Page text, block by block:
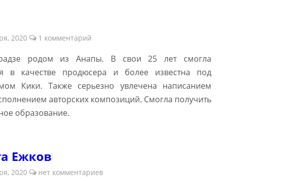
2020 1 комментарий
родом из Анапы. В свои 25 лет смогла
в качестве продюсера и более известна под
Кики. Также серьезно увлечена написанием
авторских композиций. Смогла получить
образование.
Ежков
2020 нет комментариев